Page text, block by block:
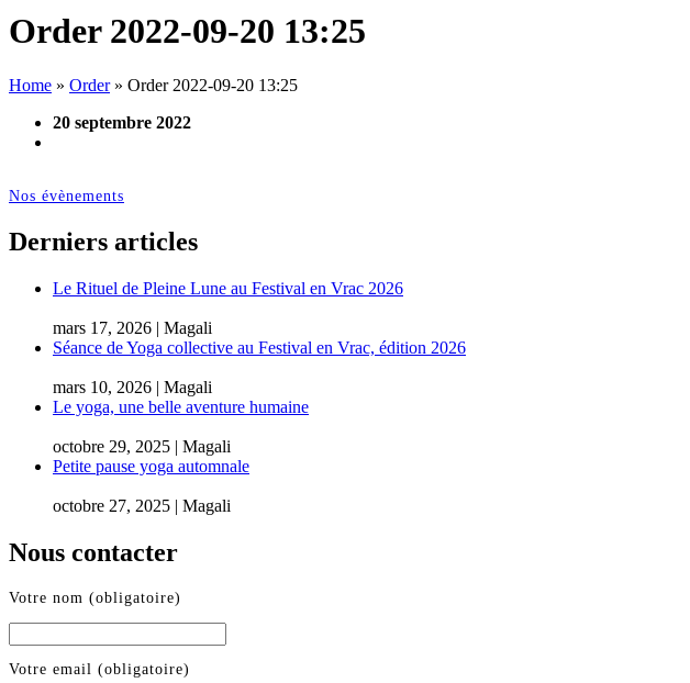
Order 2022-09-20 13:25
Home » Order» Order 2022-09-20 13:25
20 septembre 2022
Nos évènements
Derniers articles
Le Rituel de Pleine Lune au Festival en Vrac 2026
mars 17, 2026 | Magali
Séance de Yoga collective au Festival en Vrac, édition 2026
mars 10, 2026 | Magali
Le yoga, une belle aventure humaine
octobre 29, 2025 | Magali
Petite pause yoga automnale
octobre 27, 2025 | Magali
Nous contacter
Votre nom (obligatoire)
Votre email (obligatoire)